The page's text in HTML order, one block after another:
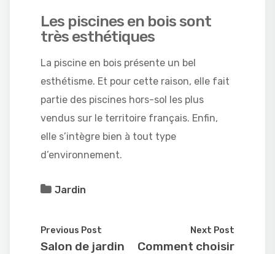
Les piscines en bois sont
très esthétiques
La piscine en bois présente un bel
esthétisme. Et pour cette raison, elle fait
partie des piscines hors-sol les plus
vendus sur le territoire français. Enfin,
elle s’intègre bien à tout type
d’environnement.
Jardin
Previous Post
Salon de jardin
Next Post
Comment choisir